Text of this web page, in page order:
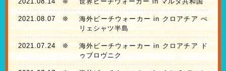
2021.08.07❊
海外ビーチウォーカー in クロアチア ぺ
リェシャツ半島
2021.07.24 ❊
海外ビーチウォーカー in クロアチア ド
ゥブロヴニク